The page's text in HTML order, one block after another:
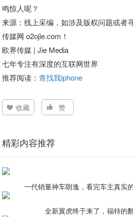
鸣惊人呢？
来源：线上采编，如涉及版权问题或者
传媒网 o2ojie.com！
欧界传媒 | Jie Media
七年专注有深度的互联网世界
推荐阅读：查找我iphone
收藏 赞
精彩内容推荐
一代销量神车朗逸，看完车主真实
全新翼虎终于来了，福特的